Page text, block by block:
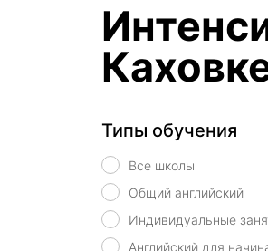
Типы обучения
Все школы
Общий английский
Индивидуальные
Английский для